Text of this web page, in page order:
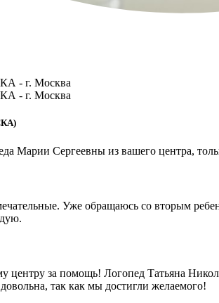
- г. Москва
- г. Москва
Марии Сергеевны из вашего центра,
Уже обращаюсь со вторым
центру за помощь! Логопед Татьяна
так как мы достигли желаемого!